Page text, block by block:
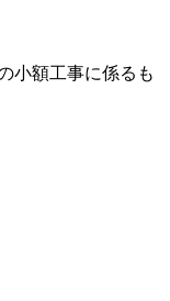
小額工事に係るも